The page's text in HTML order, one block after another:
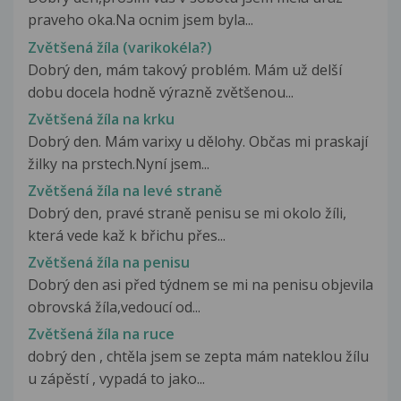
praveho oka.Na ocnim jsem byla...
Zvětšená žíla (varikokéla?)
Dobrý den, mám takový problém. Mám už delší
dobu docela hodně výrazně zvětšenou...
Zvětšená žíla na krku
Dobrý den. Mám varixy u dělohy. Občas mi praskají
žilky na prstech.Nyní jsem...
Zvětšená žíla na levé straně
Dobrý den, pravé straně penisu se mi okolo žíli,
která vede kaž k břichu přes...
Zvětšená žíla na penisu
Dobrý den asi před týdnem se mi na penisu objevila
obrovská žíla,vedoucí od...
Zvětšená žíla na ruce
dobrý den , chtěla jsem se zepta mám nateklou žílu
u zápěstí , vypadá to jako...